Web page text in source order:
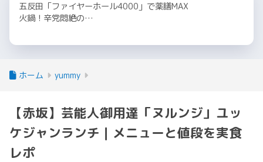
五反田「ファイヤーホール4000」で薬膳MAX
火鍋！辛党悶絶の…
ホーム yummy
【赤坂】芸能人御用達「ヌルンジ」ユッ
ケジャンランチ｜メニューと値段を実食
レポ